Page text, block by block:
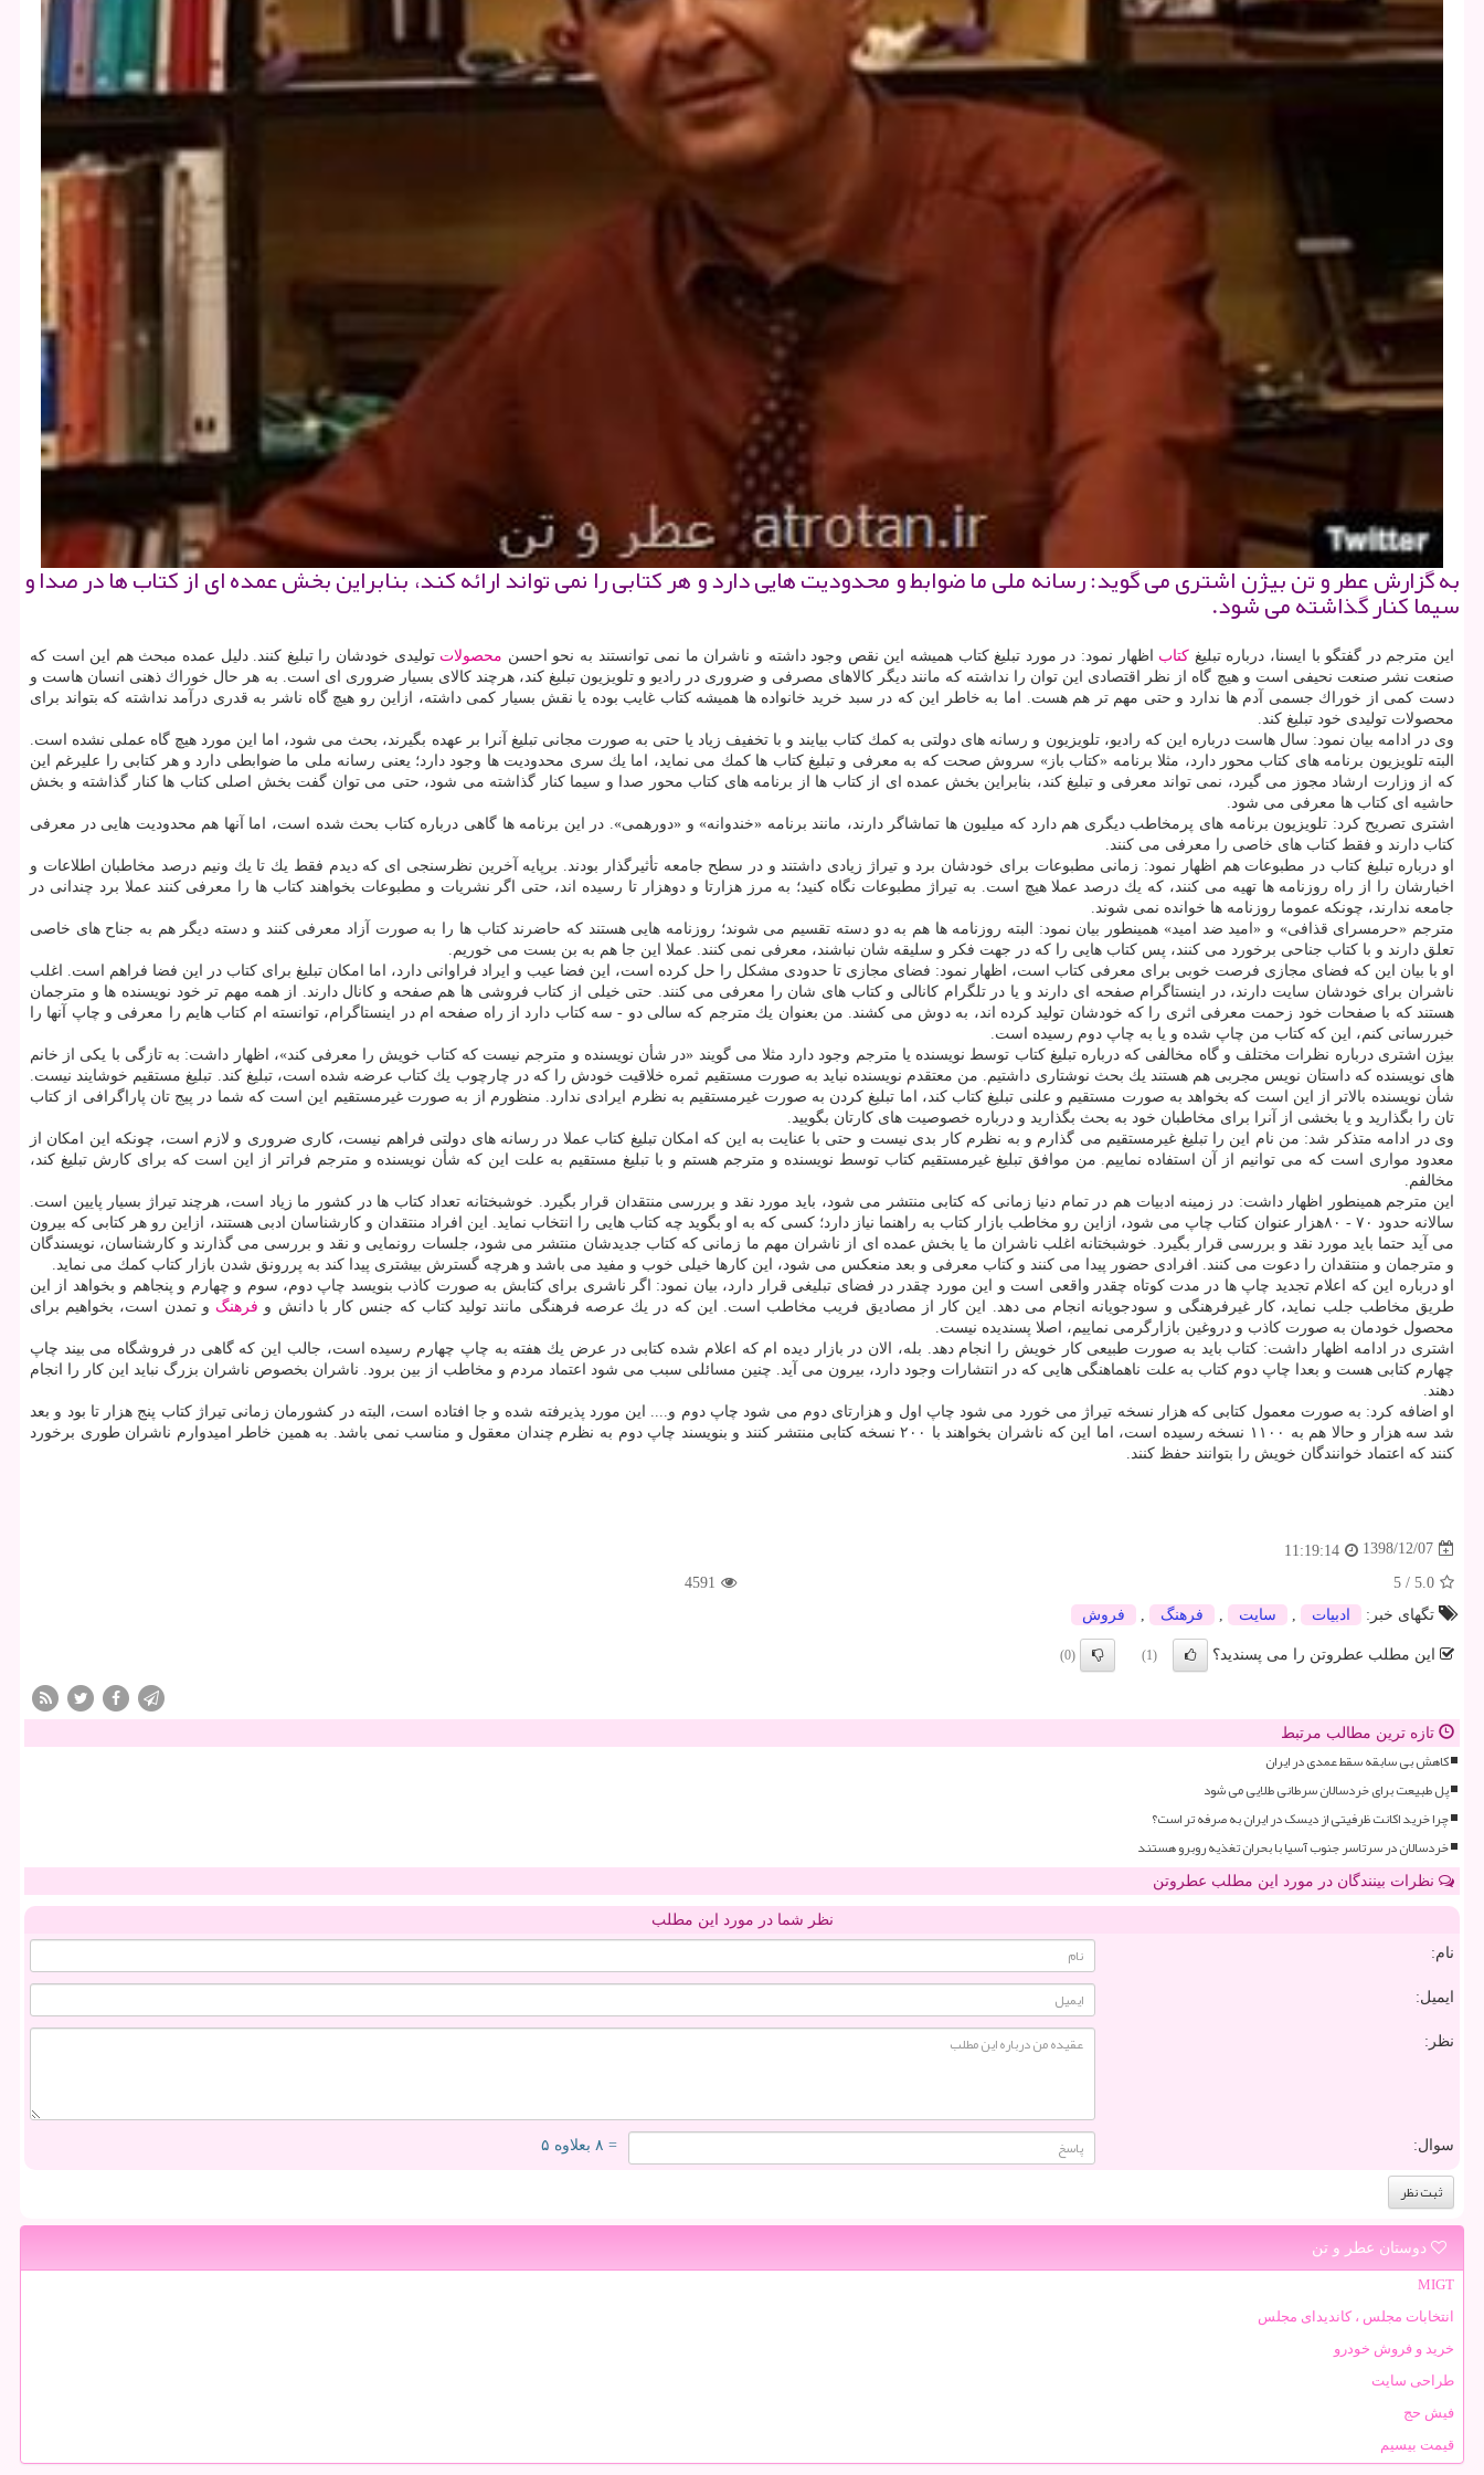
به گزارش عطر و تن بیژن اشتری می گوید: رسانه ملی ما ضوابط و محدودیت هایی دارد و هر كتابی را نمی تواند ارائه كند، بنابراین بخش عمده ای از كتاب ها در صدا و
سیما كنار گذاشته می شود.
این مترجم در گفتگو با ایسنا، درباره تبلیغ كتاب اظهار نمود: در مورد تبلیغ كتاب همیشه این نقص وجود داشته و ناشران ما نمی توانستند به نحو احسن محصولات تولیدی خودشان را تبلیغ كنند. دلیل عمده مبحث هم این است كه
صنعت نشر صنعت نحیفی است و هیچ گاه از نظر اقتصادی این توان را نداشته كه مانند دیگر كالاهای مصرفی و ضروری در رادیو و تلویزیون تبلیغ كند، هرچند كالای بسیار ضروری ای است. به هر حال خوراك ذهنی انسان هاست و
دست كمی از خوراك جسمی آدم ها ندارد و حتی مهم تر هم هست. اما به خاطر این كه در سبد خرید خانواده ها همیشه كتاب غایب بوده یا نقش بسیار كمی داشته، ازاین رو هیچ گاه ناشر به قدری درآمد نداشته كه بتواند برای
محصولات تولیدی خود تبلیغ كند.
وی در ادامه بیان نمود: سال هاست درباره این كه رادیو، تلویزیون و رسانه های دولتی به كمك كتاب بیایند و با تخفیف زیاد یا حتی به صورت مجانی تبلیغ آنرا بر عهده بگیرند، بحث می شود، اما این مورد هیچ گاه عملی نشده است.
البته تلویزیون برنامه های كتاب محور دارد، مثلا برنامه «كتاب باز» سروش صحت كه به معرفی و تبلیغ كتاب ها كمك می نماید، اما یك سری محدودیت ها وجود دارد؛ یعنی رسانه ملی ما ضوابطی دارد و هر كتابی را علیرغم این
كه از وزارت ارشاد مجوز می گیرد، نمی تواند معرفی و تبلیغ كند، بنابراین بخش عمده ای از كتاب ها از برنامه های كتاب محور صدا و سیما كنار گذاشته می شود، حتی می توان گفت بخش اصلی كتاب ها كنار گذاشته و بخش
حاشیه ای كتاب ها معرفی می شود.
اشتری تصریح كرد: تلویزیون برنامه های پرمخاطب دیگری هم دارد كه میلیون ها تماشاگر دارند، مانند برنامه «خندوانه» و «دورهمی». در این برنامه ها گاهی درباره كتاب بحث شده است، اما آنها هم محدودیت هایی در معرفی
كتاب دارند و فقط كتاب های خاصی را معرفی می كنند.
او درباره تبلیغ كتاب در مطبوعات هم اظهار نمود: زمانی مطبوعات برای خودشان برد و تیراژ زیادی داشتند و در سطح جامعه تأثیرگذار بودند. برپایه آخرین نظرسنجی ای كه دیدم فقط یك تا یك ونیم درصد مخاطبان اطلاعات و
اخبارشان را از راه روزنامه ها تهیه می كنند، كه یك درصد عملا هیچ است. به تیراژ مطبوعات نگاه كنید؛ به مرز هزارتا و دوهزار تا رسیده اند، حتی اگر نشریات و مطبوعات بخواهند كتاب ها را معرفی كنند عملا برد چندانی در
جامعه ندارند، چونكه عموما روزنامه ها خوانده نمی شوند.
مترجم «حرمسرای قذافی» و «امید ضد امید» همینطور بیان نمود: البته روزنامه ها هم به دو دسته تقسیم می شوند؛ روزنامه هایی هستند كه حاضرند كتاب ها را به صورت آزاد معرفی كنند و دسته دیگر هم به جناح های خاصی
تعلق دارند و با كتاب جناحی برخورد می كنند، پس كتاب هایی را كه در جهت فكر و سلیقه شان نباشند، معرفی نمی كنند. عملا این جا هم به بن بست می خوریم.
او با بیان این كه فضای مجازی فرصت خوبی برای معرفی كتاب است، اظهار نمود: فضای مجازی تا حدودی مشكل را حل كرده است، این فضا عیب و ایراد فراوانی دارد، اما امكان تبلیغ برای كتاب در این فضا فراهم است. اغلب
ناشران برای خودشان سایت دارند، در اینستاگرام صفحه ای دارند و یا در تلگرام كانالی و كتاب های شان را معرفی می كنند. حتی خیلی از كتاب فروشی ها هم صفحه و كانال دارند. از همه مهم تر خود نویسنده ها و مترجمان
هستند كه با صفحات خود زحمت معرفی اثری را كه خودشان تولید كرده اند، به دوش می كشند. من بعنوان یك مترجم كه سالی دو - سه كتاب دارد از راه صفحه ام در اینستاگرام، توانسته ام كتاب هایم را معرفی و چاپ آنها را
خبررسانی كنم، این كه كتاب من چاپ شده و یا به چاپ دوم رسیده است.
بیژن اشتری درباره نظرات مختلف و گاه مخالفی كه درباره تبلیغ كتاب توسط نویسنده یا مترجم وجود دارد مثلا می گویند «در شأن نویسنده و مترجم نیست كه كتاب خویش را معرفی كند»، اظهار داشت: به تازگی با یكی از خانم
های نویسنده كه داستان نویس مجربی هم هستند یك بحث نوشتاری داشتیم. من معتقدم نویسنده نباید به صورت مستقیم ثمره خلاقیت خودش را كه در چارچوب یك كتاب عرضه شده است، تبلیغ كند. تبلیغ مستقیم خوشایند نیست.
شأن نویسنده بالاتر از این است كه بخواهد به صورت مستقیم و علنی تبلیغ كتاب كند، اما تبلیغ كردن به صورت غیرمستقیم به نظرم ایرادی ندارد. منظورم از به صورت غیرمستقیم این است كه شما در پیج تان پاراگرافی از كتاب
تان را بگذارید و یا بخشی از آنرا برای مخاطبان خود به بحث بگذارید و درباره خصوصیت های كارتان بگویید.
وی در ادامه متذكر شد: من نام این را تبلیغ غیرمستقیم می گذارم و به نظرم كار بدی نیست و حتی با عنایت به این كه امكان تبلیغ كتاب عملا در رسانه های دولتی فراهم نیست، كاری ضروری و لازم است، چونكه این امكان از
معدود مواری است كه می توانیم از آن استفاده نماییم. من موافق تبلیغ غیرمستقیم كتاب توسط نویسنده و مترجم هستم و با تبلیغ مستقیم به علت این كه شأن نویسنده و مترجم فراتر از این است كه برای كارش تبلیغ كند،
مخالفم.
این مترجم همینطور اظهار داشت: در زمینه ادبیات هم در تمام دنیا زمانی كه كتابی منتشر می شود، باید مورد نقد و بررسی منتقدان قرار بگیرد. خوشبختانه تعداد كتاب ها در كشور ما زیاد است، هرچند تیراژ بسیار پایین است.
سالانه حدود ۷۰ - ۸۰هزار عنوان كتاب چاپ می شود، ازاین رو مخاطب بازار كتاب به راهنما نیاز دارد؛ كسی كه به او بگوید چه كتاب هایی را انتخاب نماید. این افراد منتقدان و كارشناسان ادبی هستند، ازاین رو هر كتابی كه بیرون
می آید حتما باید مورد نقد و بررسی قرار بگیرد. خوشبختانه اغلب ناشران ما یا بخش عمده ای از ناشران مهم ما زمانی كه كتاب جدیدشان منتشر می شود، جلسات رونمایی و نقد و بررسی می گذارند و كارشناسان، نویسندگان
و مترجمان و منتقدان را دعوت می كنند. افرادی حضور پیدا می كنند و كتاب معرفی و بعد منعكس می شود، این كارها خیلی خوب و مفید می باشد و هرچه گسترش بیشتری پیدا كند به پررونق شدن بازار كتاب كمك می نماید.
او درباره این كه اعلام تجدید چاپ ها در مدت كوتاه چقدر واقعی است و این مورد چقدر در فضای تبلیغی قرار دارد، بیان نمود: اگر ناشری برای كتابش به صورت كاذب بنویسد چاپ دوم، سوم و چهارم و پنجاهم و بخواهد از این
طریق مخاطب جلب نماید، كار غیرفرهنگی و سودجویانه انجام می دهد. این كار از مصادیق فریب مخاطب است. این كه در یك عرصه فرهنگی مانند تولید كتاب كه جنس كار با دانش و فرهنگ و تمدن است، بخواهیم برای
محصول خودمان به صورت كاذب و دروغین بازارگرمی نماییم، اصلا پسندیده نیست.
اشتری در ادامه اظهار داشت: كتاب باید به صورت طبیعی كار خویش را انجام دهد. بله، الان در بازار دیده ام كه اعلام شده كتابی در عرض یك هفته به چاپ چهارم رسیده است، جالب این كه گاهی در فروشگاه می بیند چاپ
چهارم كتابی هست و بعدا چاپ دوم كتاب به علت ناهماهنگی هایی كه در انتشارات وجود دارد، بیرون می آید. چنین مسائلی سبب می شود اعتماد مردم و مخاطب از بین برود. ناشران بخصوص ناشران بزرگ نباید این كار را انجام
دهند.
او اضافه كرد: به صورت معمول كتابی كه هزار نسخه تیراژ می خورد می شود چاپ اول و هزارتای دوم می شود چاپ دوم و.... این مورد پذیرفته شده و جا افتاده است، البته در كشورمان زمانی تیراژ كتاب پنج هزار تا بود و بعد
شد سه هزار و حالا هم به ۱۱۰۰ نسخه رسیده است، اما این كه ناشران بخواهند با ۲۰۰ نسخه كتابی منتشر كنند و بنویسند چاپ دوم به نظرم چندان معقول و مناسب نمی باشد. به همین خاطر امیدوارم ناشران طوری برخورد
كنند كه اعتماد خوانندگان خویش را بتوانند حفظ كنند.
1398/12/07
11:19:14
5.0
/
5
4591
تگهای خبر:
ادبیات سایت فرهنگ فروش
این مطلب عطروتن را می پسندید؟ (1)
(0)
تازه ترین مطالب مرتبط
کاهش بی سابقه سقط عمدی در ایران
پل طبیعت برای خردسالان سرطانی طلایی می شود
چرا خرید اکانت ظرفیتی از دیسک در ایران به صرفه تر است؟
خردسالان در سرتاسر جنوب آسیا با بحران تغذیه روبرو هستند
نظرات بینندگان در مورد این مطلب عطروتن
نظر شما در مورد این مطلب
نام:
ایمیل:
نظر:
سوال: = ۸ بعلاوه ۵
دوستان عطر و تن
MIGT
انتخابات مجلس ، کاندیدای مجلس
خرید و فروش خودرو
طراحی سایت
فیش حج
قیمت بیسیم